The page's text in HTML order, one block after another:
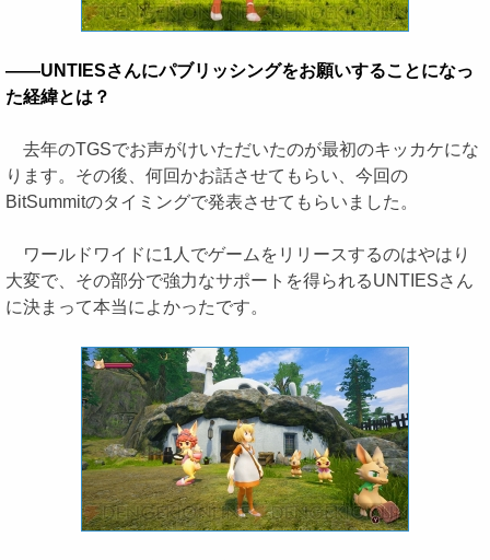
――UNTIESさんにパブリッシングをお願いすることになっ
た経緯とは？
去年のTGSでお声がけいただいたのが最初のキッカケにな
ります。その後、何回かお話させてもらい、今回の
BitSummitのタイミングで発表させてもらいました。
ワールドワイドに1人でゲームをリリースするのはやはり
大変で、その部分で強力なサポートを得られるUNTIESさん
に決まって本当によかったです。